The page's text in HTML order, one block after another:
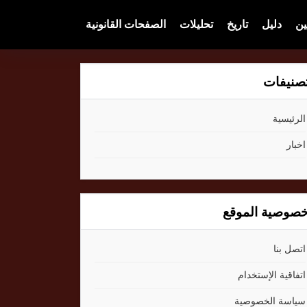
دليل تاريخ تحليلات الصفحات القانونية
الرئيسية
اخبار
الموقع
اتصل بنا
اتفاقية الإستخدام
سياسة الخصوصية